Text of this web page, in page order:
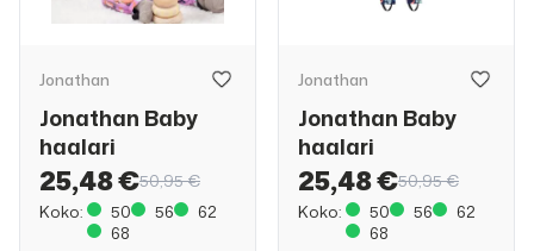
Jonathan
Jonathan Baby
haalari
25,48 €50,95 €
Koko:
50 56
62
68
Jonathan
Jonathan Baby
haalari
25,48 €50,95 €
Koko:
50 56
62
68